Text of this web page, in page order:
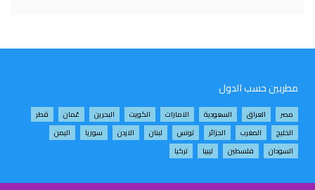
مطربين حسب الدول
مصر العراق السعودية الامارات الكويت البحرين عُمان
قطر
الخليج
المغرب الجزائر تونس لبنان الاردن سوريا
اليمن
السودان
فلسطين ليبيا تركيا